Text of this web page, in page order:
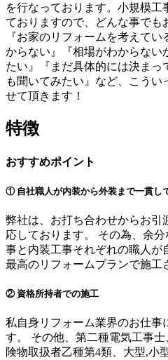
を行なっております。小規模工
ておりますので、どんな事でも
『お家のリフォームを考えて
からない』『相場がわからない
たい』『まだ具体的には決ま
も聞いてみたい』など、こうい
せて頂きます！
特徴
おすすめポイント
① 自社職人が内装から外装まで一貫し
弊社は、お打ち合わせからお引
応しております。 その為、余
事と内装工事それぞれの職人が
最高のリフォームプランで施工
② 資格所持者での施工
私自身リフォーム業界のお仕事
す。 その他、第二種電気工事
険物取扱者乙種第4類、大型,小